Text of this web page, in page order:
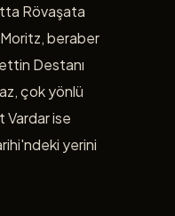
Rövaşata
beraber
Destanı
çok yönlü
Vardar ise
yerini